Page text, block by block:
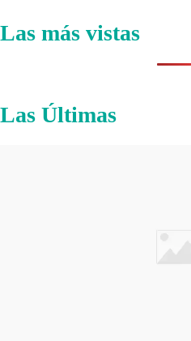
Las más vistas
Las Últimas